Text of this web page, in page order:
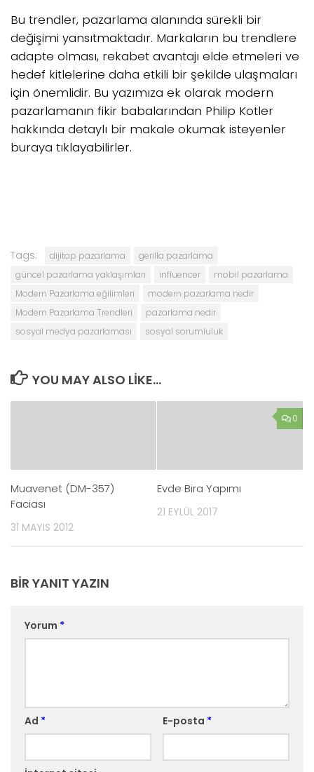
Bu trendler, pazarlama alanında sürekli bir
değişimi yansıtmaktadır. Markaların bu trendlere
adapte olması, rekabet avantajı elde etmeleri ve
hedef kitlelerine daha etkili bir şekilde ulaşmaları
için önemlidir. Bu yazımıza ek olarak modern
pazarlamanın fikir babalarından Philip Kotler
hakkında detaylı bir makale okumak isteyenler
buraya tıklayabilirler.
Tags: dijitap pazarlama
gerilla pazarlama
güncel pazarlama yaklaşımları
influencer
mobil pazarlama
Modern Pazarlama eğilimleri
modern pazarlama nedir
Modern Pazarlama Trendleri
pazarlama nedir
sosyal medya pazarlaması
sosyal sorumluluk
YOU MAY ALSO LIKE...
Muavenet (DM-357)
Faciası
31 MAYIS 2012
0
Evde Bira Yapımı
21 EYLÜL 2017
BIR YANIT YAZIN
Yorum *
Ad * E-posta *